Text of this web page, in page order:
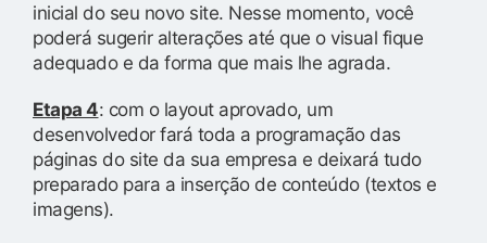
inicial do seu novo site. Nesse momento, você
poderá sugerir alterações até que o visual fique
adequado e da forma que mais lhe agrada.
Etapa 4: com o layout aprovado, um
desenvolvedor fará toda a programação das
páginas do site da sua empresa e deixará tudo
preparado para a inserção de conteúdo (textos e
imagens).